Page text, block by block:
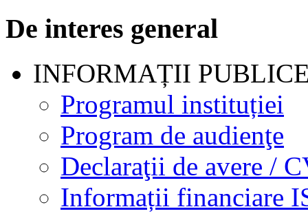
De interes general
INFORMAȚII
Programul instituției
Program de audienţe
Declaraţii de avere /
Informații financiare